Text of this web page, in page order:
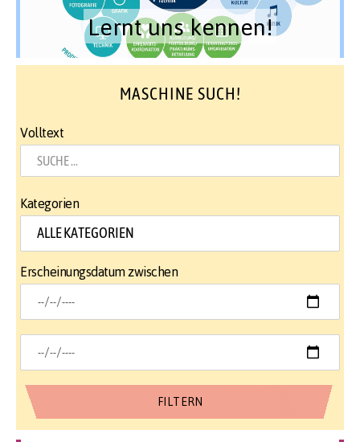
Lernt uns kennen!
MASCHINE SUCH!
Volltext
Kategorien
Erscheinungsdatum zwischen